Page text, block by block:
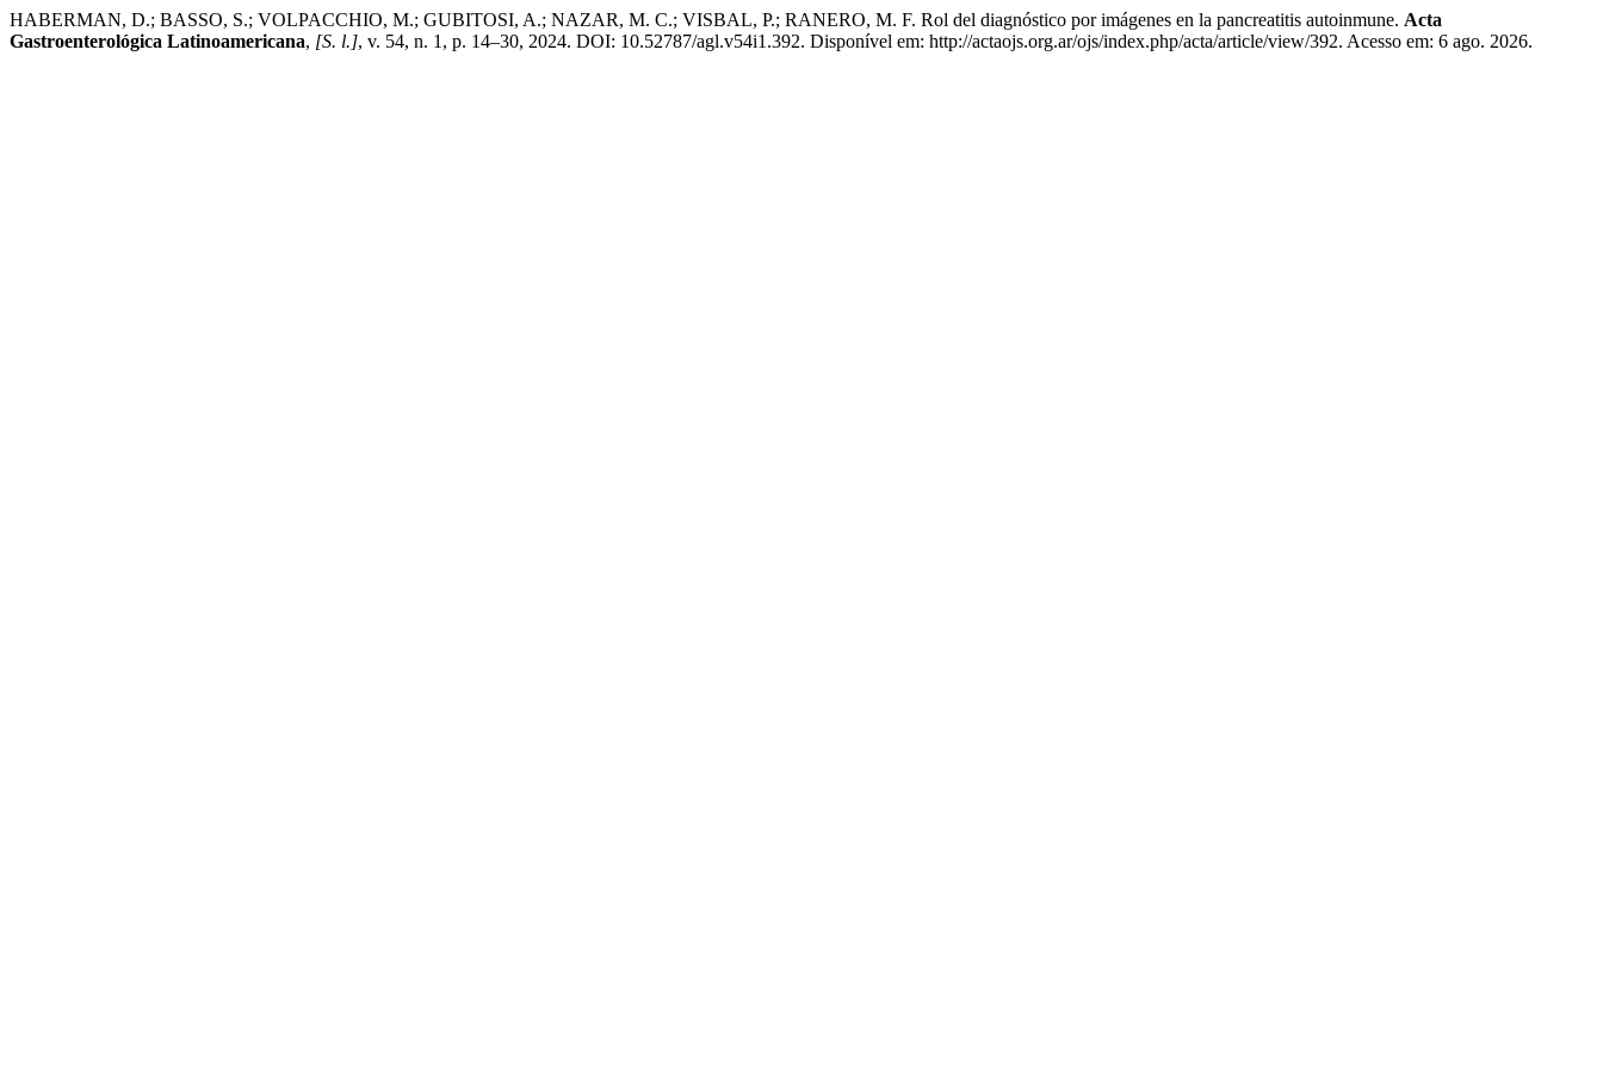
HABERMAN, D.; BASSO, S.; VOLPACCHIO, M.; GUBITOSI, A.; NAZAR, M. C.; VISBAL, P.; RANERO, M. F. Rol del diagnóstico por imágenes en la pancreatitis autoinmune. Acta
Gastroenterológica Latinoamericana, [S. l.], v. 54, n. 1, p. 14–30, 2024. DOI: 10.52787/agl.v54i1.392. Disponível em: http://actaojs.org.ar/ojs/index.php/acta/article/view/392. Acesso em: 6 ago. 2026.